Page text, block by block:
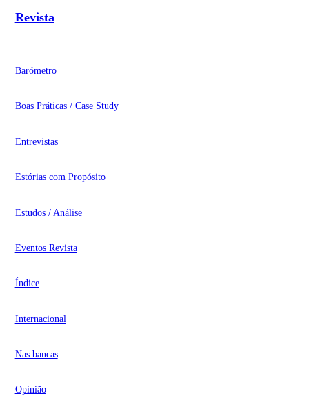
Revista
Barómetro
Boas Práticas / Case Study
Entrevistas
Estórias com Propósito
Estudos / Análise
Eventos Revista
Índice
Internacional
Nas bancas
Opinião